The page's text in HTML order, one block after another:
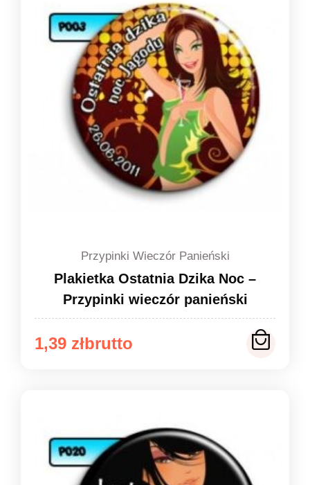
do
1,49 zł
Przypinki Wieczór Panieński
Plakietka Ostatnia Dzika Noc –
Przypinki wieczór panieński
1,39 zł
Zakres
do
1,49 zł